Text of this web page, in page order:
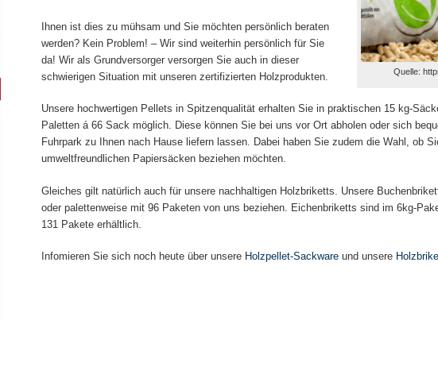
Quelle:
Ihnen ist dies zu mühsam und Sie möchten persönlich beraten
werden? Kein Problem! – Wir sind weiterhin persönlich für Sie
da! Wir als Grundversorger versorgen Sie auch in dieser
schwierigen Situation mit unseren zertifizierten Holzprodukten.
Unsere hochwertigen Pellets in Spitzenqualität erhalten Sie in praktischen 15 kg-
Paletten á 66 Sack möglich. Diese können Sie bei uns vor Ort abholen oder sich
Fuhrpark zu Ihnen nach Hause liefern lassen. Dabei haben Sie zudem die Wahl, ob
umweltfreundlichen Papiersäcken beziehen möchten.
Gleiches gilt natürlich auch für unsere nachhaltigen Holzbriketts. Unsere
oder palettenweise mit 96 Paketen von uns beziehen. Eichenbriketts sind im 6kg-
131 Pakete erhältlich.
Infomieren Sie sich noch heute über unsere Holzpellet-Sackware und unsere